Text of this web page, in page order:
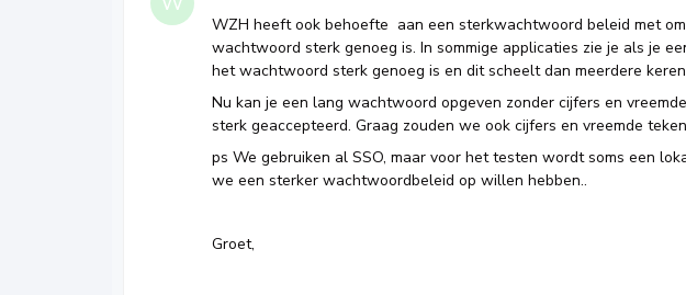
WZH heeft ook behoefte aan een sterkwachtwoord beleid met
wachtwoord sterk genoeg is. In sommige applicaties zie je als je
het wachtwoord sterk genoeg is en dit scheelt dan meerdere
Nu kan je een lang wachtwoord opgeven zonder cijfers en
sterk geaccepteerd. Graag zouden we ook cijfers en vreemde
ps We gebruiken al SSO, maar voor het testen wordt soms een
we een sterker wachtwoordbeleid op willen hebben..
Groet,